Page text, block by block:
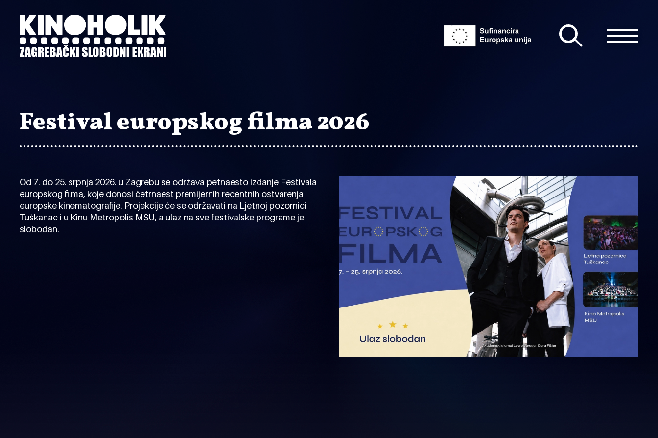
sadržaj
Festival europskog filma 2026
Od 7. do 25. srpnja 2026. u Zagrebu se održava petnaesto izdanje Festivala
europskog filma, koje donosi četrnaest premijernih recentnih ostvarenja
europske kinematografije. Projekcije će se održavati na Ljetnoj pozornici
Tuškanac i u Kinu Metropolis MSU, a ulaz na sve festivalske programe je
slobodan.